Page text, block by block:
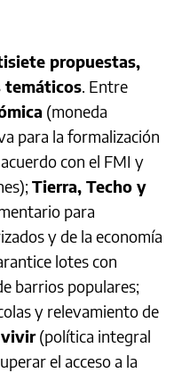
propuestas,
temáticos. Entre
(moneda
para la formalización
con el FMI y
Tierra, Techo y
para
y de la economía
lotes con
barrios populares;
y relevamiento de
vivir(política integral
el acceso a la